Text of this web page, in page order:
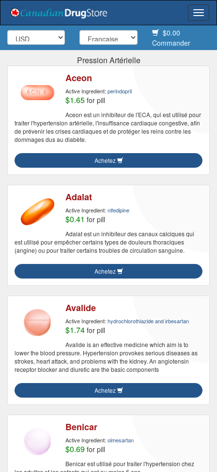
$0.00
Commander
Pression Artérielle
Aceon
Active Ingredient: perindopril
$1.65 for pill
Aceon est un inhibiteur de l'ECA, qui est utilisé pour
traiter l'hypertension artérielle, l'insuffisance cardiaque congestive, afin
de prévenir les crises cardiaques et de protéger les reins contre les
dommages dus au diabète.
Achetez
Adalat
Active Ingredient: nifedipine
$0.41 for pill
Adalat est un inhibiteur des canaux calciques qui
est utilisé pour empêcher certains types de douleurs thoraciques
(angine) ou pour traiter certains troubles de circulation sanguine.
Achetez
Avalide
Active Ingredient: hydrochlorothiazide and irbesartan
$1.74 for pill
Avalide is an effective medicine which aim is to
lower the blood pressure. Hypertension provokes serious diseases as
strokes, heart attack, and problems with the kidney. An angiotensin
receptor blocker and diuretic are the basic components
Achetez
Benicar
Active Ingredient: olmesartan
$0.69 for pill
Benicar est utilisé pour traiter l'hypertension chez